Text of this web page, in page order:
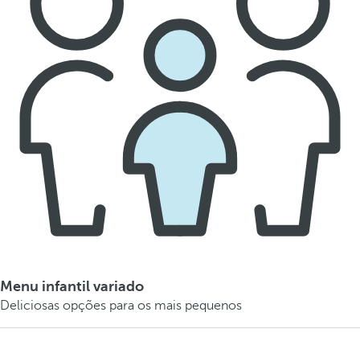
Menu infantil variado
Deliciosas opções para os mais pequenos